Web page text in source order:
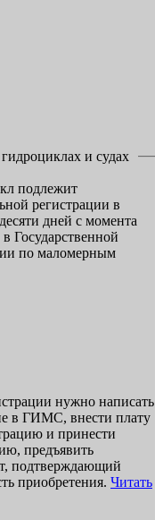
и судах
подлежит
регистрации в
дней с момента
Государственной
по маломерным
нужно написать
внести плату
и принести
предъявить
подтверждающий
приобретения. Читать